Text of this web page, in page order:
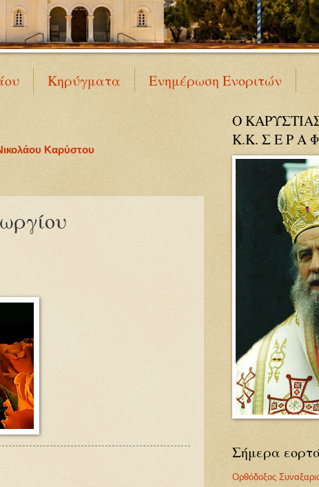
Κηρύγματα Ενημέρωση Ενοριτών
Καρύστου
Ο
Κ.Κ. Σ Ε Ρ Α
Σήμερα
Ορθόδοξος